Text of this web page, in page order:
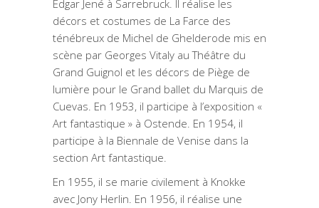
Edgar Jené à Sarrebruck. Il réalise les
décors et costumes de La Farce des
ténébreux de Michel de Ghelderode mis en
scène par Georges Vitaly au Théâtre du
Grand Guignol et les décors de Piège de
lumière pour le Grand ballet du Marquis de
Cuevas. En 1953, il participe à l’exposition «
Art fantastique » à Ostende. En 1954, il
participe à la Biennale de Venise dans la
section Art fantastique.
En 1955, il se marie civilement à Knokke
avec Jony Herlin. En 1956, il réalise une